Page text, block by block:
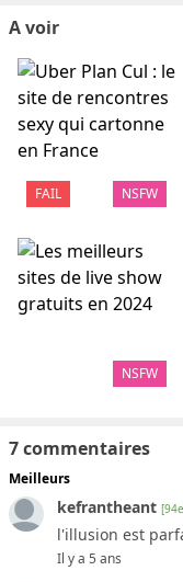
A voir
FAIL NSFW
NSFW
7 commentaires
Meilleurs
kefrantheant
l'illusion est
Il y a 5 ans